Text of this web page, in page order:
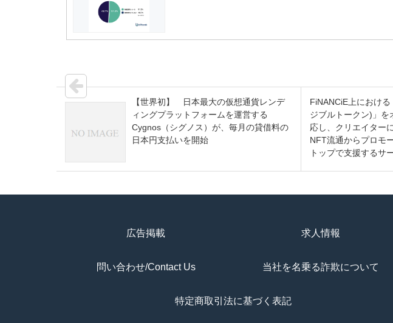
【世界初】 日本最大の仮想通貨レンデ
ィングプラットフォームを運営する
Cygnos（シグノス）が、毎月の貸借料の
日本円支払いを開始
FiNANCiE上におけ
ジブルトークン)」を
応し、クリエイター
NFT流通からプロモ
トップで支援するサ
広告掲載 求人情報
問い合わせ/Contact Us 当社を名乗る詐欺について
特定商取引法に基づく表記